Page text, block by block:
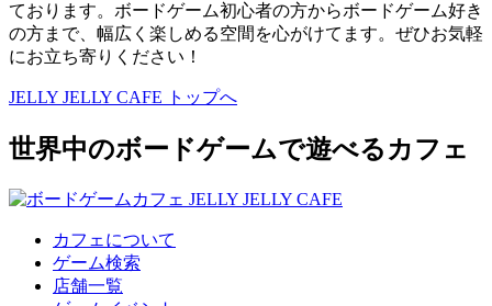
ております。ボードゲーム初心者の方からボードゲーム好き
の方まで、幅広く楽しめる空間を心がけてます。ぜひお気軽
にお立ち寄りください！
JELLY JELLY CAFE トップへ
世界中のボードゲームで遊べるカフェ
カフェについて
ゲーム検索
店舗一覧